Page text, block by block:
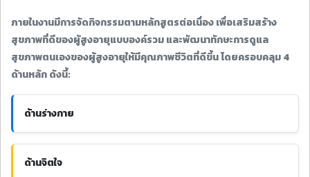
ภายในงานมีการจัดกิจกรรมตามหลักสูตรต่อเนื่อง เพื่อเสริมสร้าง
สุขภาพที่ดีของผู้สูงอายุแบบองค์รวม และพัฒนาทักษะการดูแล
สุขภาพตนเองของผู้สูงอายุให้มีคุณภาพชีวิตที่ดีขึ้น โดยครอบคลุม 4
ด้านหลัก ดังนี้:
ด้านร่างกาย
ด้านจิตใจ